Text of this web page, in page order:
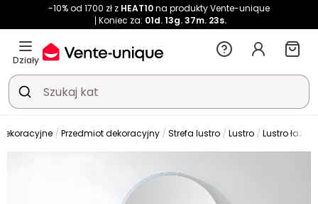
-10% od 1700 zł z HEAT10na produkty Vente-unique
Koniec za: 01d. 13g. 37m. 23s.
Działy
Przedmiot dekoracyjny Strefa lustro Lustro Lustro